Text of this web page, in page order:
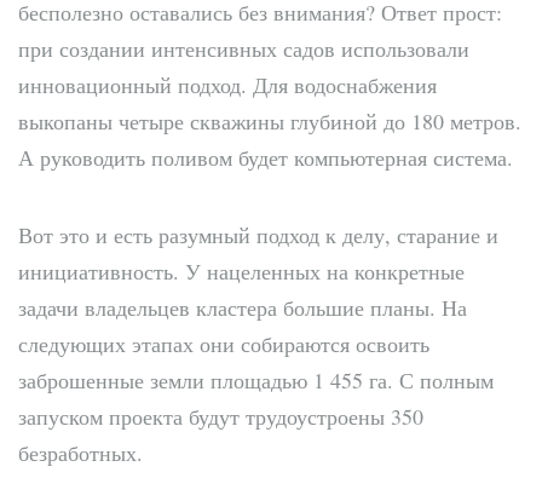
бесполезно оставались без внимания? Ответ прост:
при создании интенсивных садов использовали
инновационный подход. Для водоснабжения
выкопаны четыре скважины глубиной до 180 метров.
А руководить поливом будет компьютерная система.
Вот это и есть разумный подход к делу, старание и
инициативность. У нацеленных на конкретные
задачи владельцев кластера большие планы. На
следующих этапах они собираются освоить
заброшенные земли площадью 1 455 га. С полным
запуском проекта будут трудоустроены 350
безработных.